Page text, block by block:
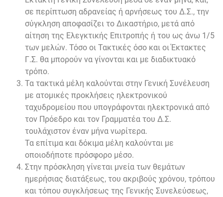
σε περίπτωση αδρανείας ή αρνήσεως του Δ.Σ., την
σύγκληση αποφασίζει το Δικαστήριο, μετά από
αίτηση της Ελεγκτικής Επιτροπής ή του ως άνω 1/5
των μελών. Τόσο οι Τακτικές όσο και οι Έκτακτες
Γ.Σ. θα μπορούν να γίνονται και με διαδικτυακό
τρόπο.
Τα τακτικά μέλη καλούνται στην Γενική Συνέλευση
με ατομικές προκλήσεις ηλεκτρονικού
ταχυδρομείου που υπογράφονται ηλεκτρονικά από
τον Πρόεδρο και τον Γραμματέα του Δ.Σ.
τουλάχιστον έναν μήνα νωρίτερα.
Τα επίτιμα και δόκιμα μέλη καλούνται με
οποιοδήποτε πρόσφορο μέσο.
Στην πρόσκληση γίνεται μνεία των θεμάτων
ημερήσιας διατάξεως, του ακριβούς χρόνου, τρόπου
και τόπου συγκλήσεως της Γενικής Συνελεύσεως,